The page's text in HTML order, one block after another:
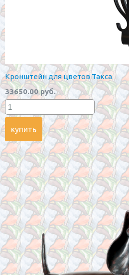
Кронштейн для цветов Такса
33650.00 руб.